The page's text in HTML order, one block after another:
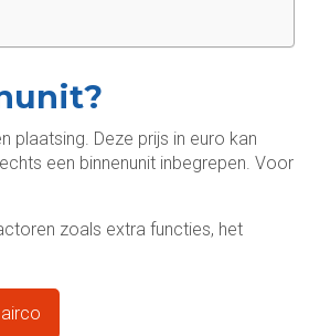
plaatsing. Deze prijs in euro kan
een binnenunit inbegrepen. Voor
zoals extra functies, het